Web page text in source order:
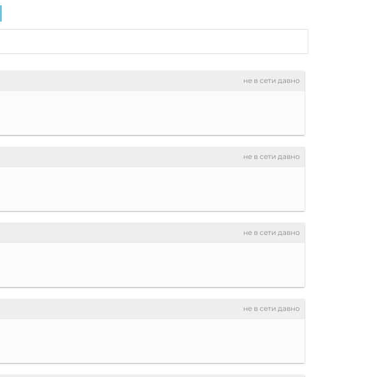
не в сети давно
не в сети давно
не в сети давно
не в сети давно